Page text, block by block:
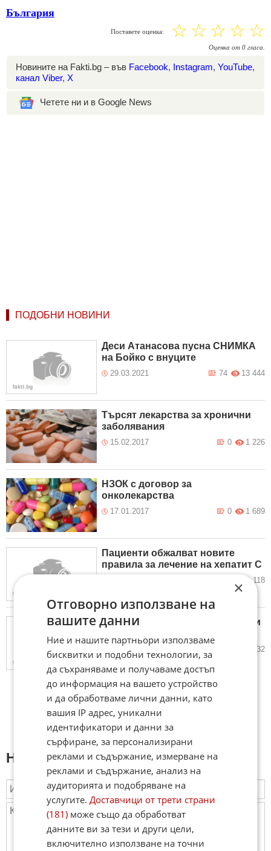
България
Поставете оценка: ☆
☆
☆
☆
☆
Оценка от 0 гласа.
Новините на Fakti.bg – във Facebook, Instagram, YouTube,
канал Viber, X
Четете ни и в Google News
ПОДОБНИ НОВИНИ
Деси Атанасова пусна СНИМКА
на Бойко с внуците
29.03.2021 13 444
74
Търсят лекарства за хронични
заболявания
15.02.2017 1 226
0
НЗОК с договор за
онколекарства
17.01.2017 1 689
0
Пациенти обжалват новите
правила за лечение на хепатит C
1 118
НЗОК задлъжня и към джипита и
12.01.2017 1 432
Напиши коментар:
×
Отговорно използване на
вашите данни
Ние и нашите партньори използваме
бисквитки и подобни технологии, за
да съхраняваме и получаваме достъп
до информация на вашето устройство
и да обработваме лични данни, като
вашия IP адрес, уникални
идентификатори и данни за
сърфиране, за персонализирани
реклами и съдържание, измерване на
реклами и съдържание, анализ на
аудиторията и подобряване на
услугите.Доставчици от трети страни
(181) може също да обработват
данните ви за тези и други цели,
включително използване на точни